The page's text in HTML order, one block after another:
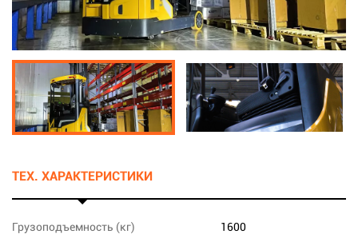
ТЕХ. ХАРАКТЕРИСТИКИ
Грузоподъемность (кг)
1600